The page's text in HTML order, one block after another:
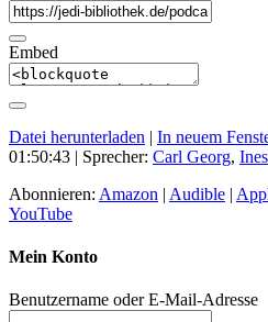
Embed
Datei herunterladen | In neuem
01:50:43 | Sprecher: Carl Georg, Ines
Abonnieren: Amazon | Audible |
YouTube
Mein Konto
Benutzername oder E-Mail-Adresse